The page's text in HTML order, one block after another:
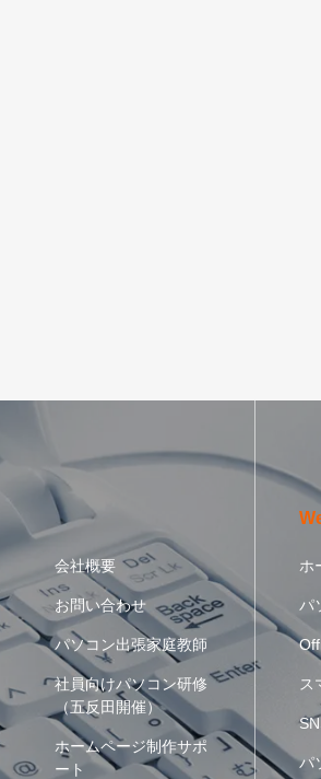
会社概要
お問い合わせ
パソコン出張家庭教師
社員向けパソコン研修
（五反田開催）
ホームページ制作サポ
ート
ホ
パ
ス
パ